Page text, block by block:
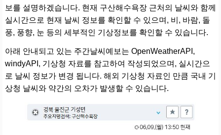
보를 설명하겠습니다. 현재 구산해수욕장 근처의 날씨와 함께
실시간으로 현재 날씨 정보를 확인할 수 있으며, 비, 바람, 돌
풍, 풍향, 눈 등의 세부적인 기상정보를 확인할 수 있습니다.
아래 안내되고 있는 주간날씨예보는 OpenWeatherAPI,
windyAPI, 기상청 자료를 참고하여 작성되었으며, 실시간으
로 날씨 정보가 변경 됩니다. 해외 기상청 자료인 만큼 국내 기
상청 날씨와 약간의 오차가 발생할 수 있습니다.